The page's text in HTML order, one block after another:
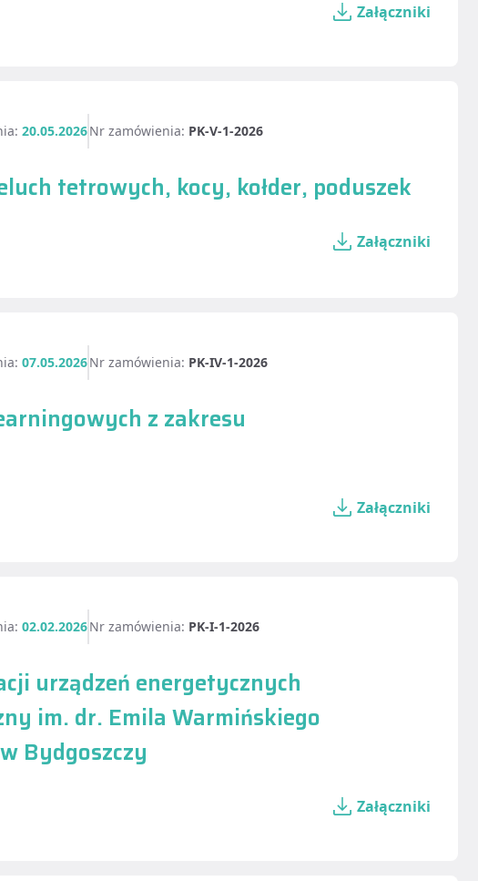
Załączniki
20.05.2026Nr zamówienia: PK-V-1-2026
tetrowych, kocy, kołder, poduszek
Załączniki
07.05.2026Nr zamówienia: PK-IV-1-2026
z zakresu
Załączniki
02.02.2026Nr zamówienia: PK-I-1-2026
urządzeń energetycznych
im. dr. Emila Warmińskiego
Bydgoszczy
Załączniki